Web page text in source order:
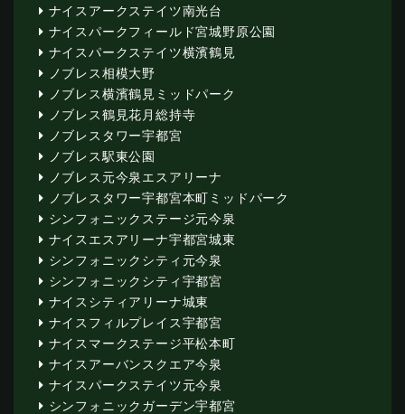
ナイスアークステイツ南光台
ナイスパークフィールド宮城野原公園
ナイスパークステイツ横濱鶴見
ノブレス相模大野
ノブレス横濱鶴見ミッドパーク
ノブレス鶴見花月総持寺
ノブレスタワー宇都宮
ノブレス駅東公園
ノブレス元今泉エスアリーナ
ノブレスタワー宇都宮本町ミッドパーク
シンフォニックステージ元今泉
ナイスエスアリーナ宇都宮城東
シンフォニックシティ元今泉
シンフォニックシティ宇都宮
ナイスシティアリーナ城東
ナイスフィルプレイス宇都宮
ナイスマークステージ平松本町
ナイスアーバンスクエア今泉
ナイスパークステイツ元今泉
シンフォニックガーデン宇都宮